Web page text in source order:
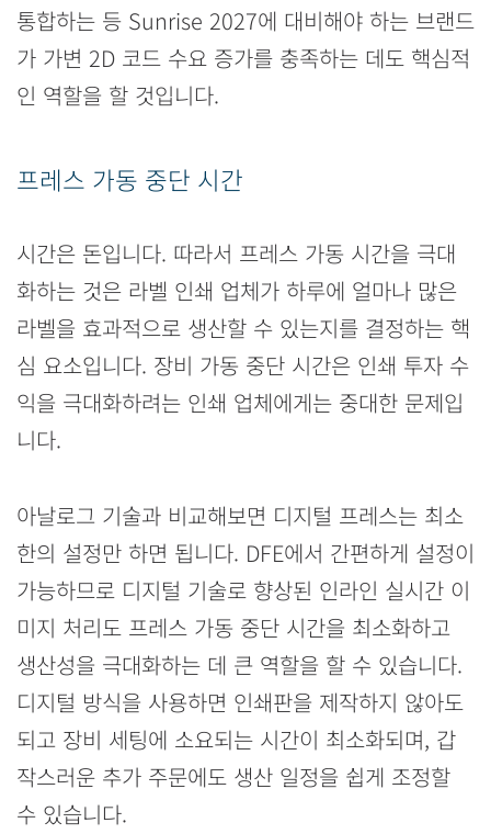
통합하는 등 Sunrise 2027에 대비해야 하는 브랜드
가 가변 2D 코드 수요 증가를 충족하는 데도 핵심적
인 역할을 할 것입니다.
프레스 가동 중단 시간
시간은 돈입니다. 따라서 프레스 가동 시간을 극대
화하는 것은 라벨 인쇄 업체가 하루에 얼마나 많은
라벨을 효과적으로 생산할 수 있는지를 결정하는 핵
심 요소입니다. 장비 가동 중단 시간은 인쇄 투자 수
익을 극대화하려는 인쇄 업체에게는 중대한 문제입
니다.
아날로그 기술과 비교해보면 디지털 프레스는 최소
한의 설정만 하면 됩니다. DFE에서 간편하게 설정이
가능하므로 디지털 기술로 향상된 인라인 실시간 이
미지 처리도 프레스 가동 중단 시간을 최소화하고
생산성을 극대화하는 데 큰 역할을 할 수 있습니다.
디지털 방식을 사용하면 인쇄판을 제작하지 않아도
되고 장비 세팅에 소요되는 시간이 최소화되며, 갑
작스러운 추가 주문에도 생산 일정을 쉽게 조정할
수 있습니다.